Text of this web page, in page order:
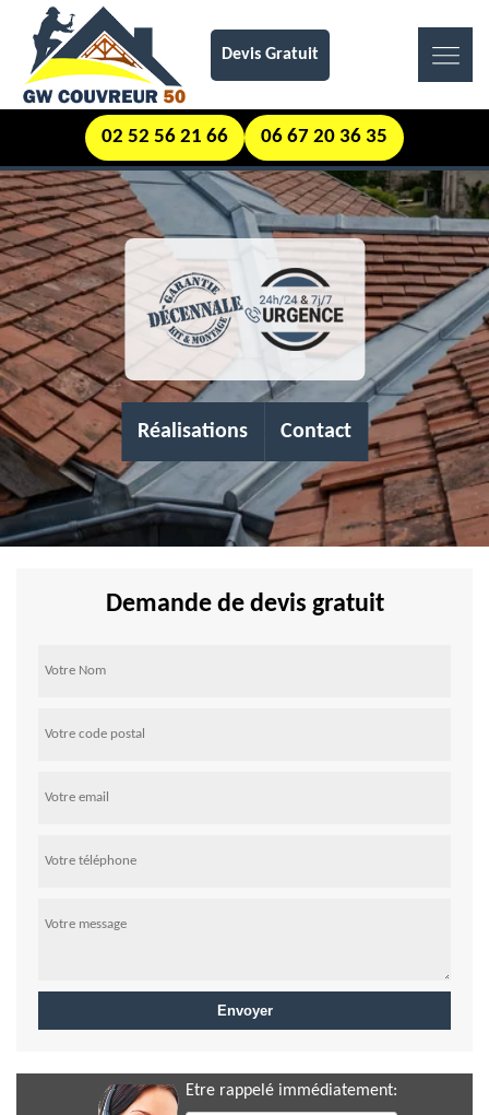
Devis Gratuit
02 52 56 21 66 06 67 20 36 35
Réalisations Contact
Demande de devis gratuit
Etre rappelé immédiatement: